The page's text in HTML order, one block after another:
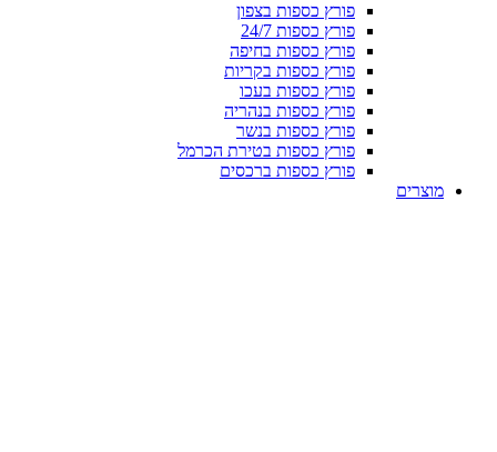
פורץ כספות בצפון
פורץ כספות 24/7
פורץ כספות בחיפה
פורץ כספות בקריות
פורץ כספות בעכו
פורץ כספות בנהריה
פורץ כספות בנשר
פורץ כספות בטירת הכרמל
פורץ כספות ברכסים
מוצרים